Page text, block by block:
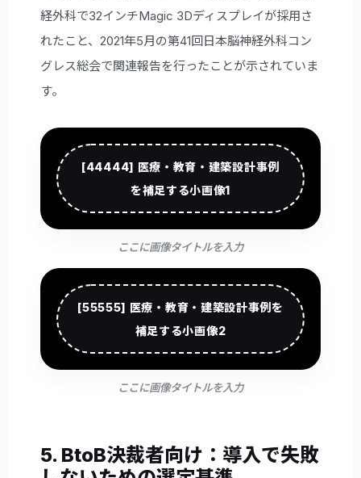
経外科で32インチMagic 3Dディスプレイが採用さ
れたこと、2021年5月の第41回日本脳神経外科コン
グレス総会で関連報告を行ったことが示されていま
す。
[44444] 医療・教育・建築設計事例
を補足する小画像1
ここに画像タイトルを入力
[55555] 医療・教育・建築設計事例を
補足する小画像2
ここに画像タイトルを入力
5. BtoB決裁者向け：導入で失敗